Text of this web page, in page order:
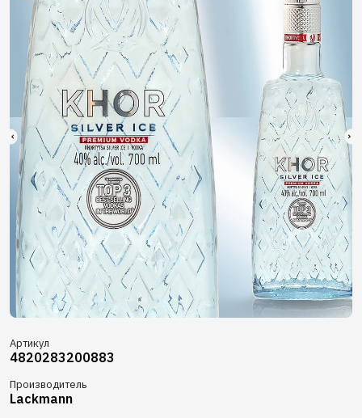
Артикул
4820283200883
Производитель
Lackmann